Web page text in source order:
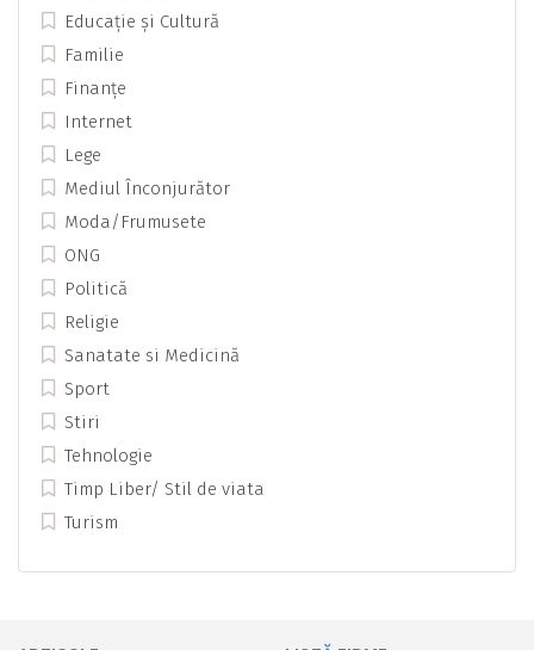
Educație și Cultură
Familie
Finanțe
Internet
Lege
Mediul Înconjurător
Moda/Frumusete
ONG
Politică
Religie
Sanatate si Medicină
Sport
Stiri
Tehnologie
Timp Liber/ Stil de viata
Turism